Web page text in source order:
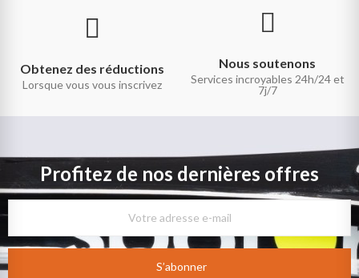
Obtenez des réductions
Lorsque vous vous inscrivez
Nous soutenons
Services incroyables 24h/24 et
7j/7
Profitez de nos dernières offres
S’abonner